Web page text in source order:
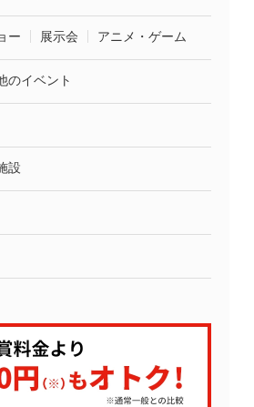
ー 展示会 アニメ・ゲーム
のイベント
設